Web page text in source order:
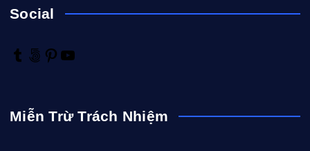
Social
T
l
5
x
P
e
Miễn Trừ Trách Nhiệm